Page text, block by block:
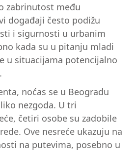
zabrinutost među
događaji često podižu
i sigurnosti u urbanim
kada su u pitanju mladi
u situacijama potencijalno
noćas se u Beogradu
nezgoda. U tri
četiri osobe su zadobile
Ove nesreće ukazuju na
na putevima, posebno u